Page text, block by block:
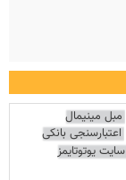
مبل مینیمال
اعتبارسنجی بانکی
سایت یوتوتایمز